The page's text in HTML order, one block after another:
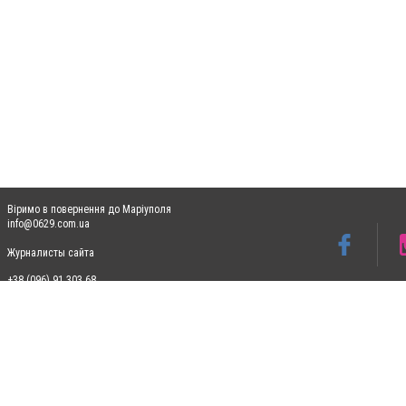
Віримо в повернення до Маріуполя
info@0629.com.ua
Журналисты сайта
+38 (096) 91 303 68